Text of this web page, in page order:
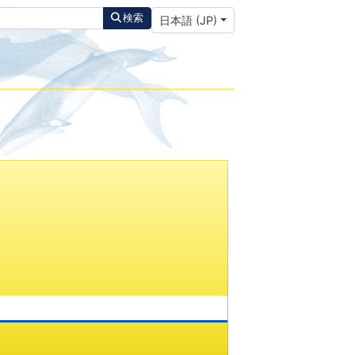
検索 あなたが使う言語を選んでください
日本語 (JP)